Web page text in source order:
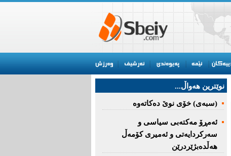
نوێترین هه‌واڵ...
(سبەى) خۆى نوێ دەکاتەوە
ئه‌مڕۆ مه‌كته‌بی‌ سیاسی‌ و
سه‌ركردایه‌تی‌ و ئه‌میری‌ كۆمه‌ڵ
هەڵدەبژێردرێن